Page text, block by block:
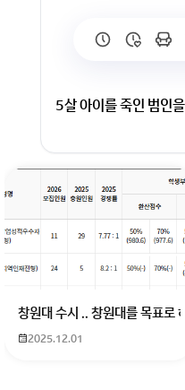
5살 아이를 죽인 범인
창원대 수시 .. 창원대를 목표로
2025.12.01